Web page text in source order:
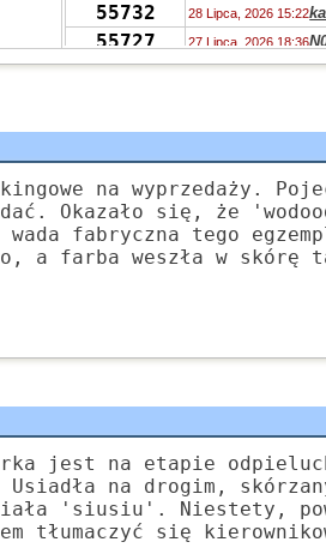
55732 28 Lipca, 2026 15:22
55727 27 Lipca, 2026 18:36
55713 27 Lipca, 2026 11:13
55693
55681
55714 26 Lipca, 2026 13:05
55712 25 Lipca, 2026 16:07
55674 24 Lipca, 2026 22:11
55697 24 Lipca, 2026 22:03
na wyprzedaży.
Okazało się, że
wada fabryczna tego
a farba weszła w skórę
jest na etapie
Usiadła na drogim,
'siusiu'. Niestety,
tłumaczyć się